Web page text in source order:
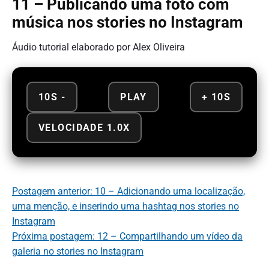
11 – Publicando uma foto com
música nos stories no Instagram
Áudio tutorial elaborado por Alex Oliveira
10S - PLAY + 10S
VELOCIDADE 1.0X
Postagem anterior: 10 – Adicionando uma localização,
uma menção, e inserindo uma hashtag nos stories no
Instagram
Próxima postagem: 12 – Compartilhando um vídeo da
galeria no stories no Instagram